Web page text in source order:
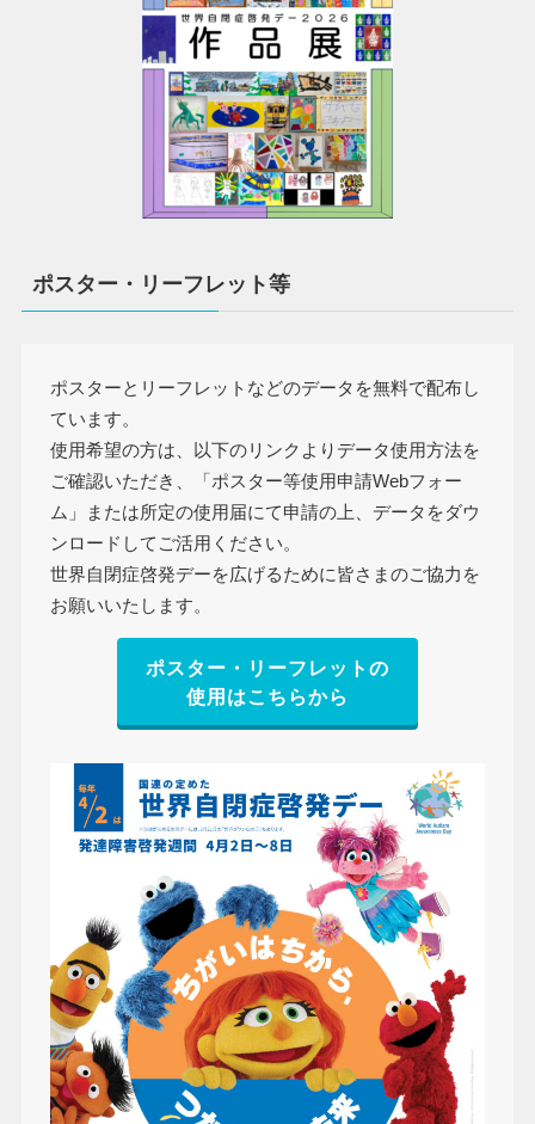
ポスター・リーフレット等
ポスターとリーフレットなどのデータを無料で配布し
ています。
使用希望の方は、以下のリンクよりデータ使用方法を
ご確認いただき、「ポスター等使用申請Webフォー
ム」または所定の使用届にて申請の上、データをダウ
ンロードしてご活用ください。
世界自閉症啓発デーを広げるために皆さまのご協力を
お願いいたします。
ポスター・リーフレットの
使用はこちらから